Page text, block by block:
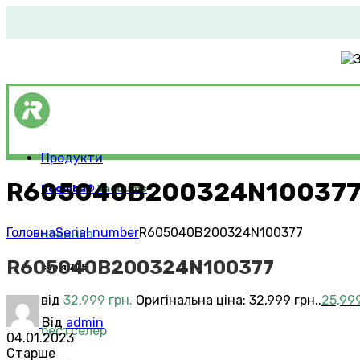
Продукти
Roomba®Vacuums
новинка
серія 705
від 32,999грн. Оригінальна ціна: 32,999 грн..
бестселер
R605040B200324N100377
ГоловнаSerial numberR605040B200324N100377
R605040B200324N100377
Від admin
04.01.2023
Старше